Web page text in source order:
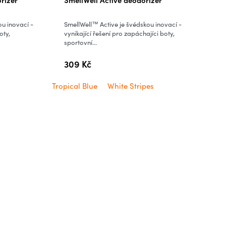
inovací -
309 Kč
SmellWell™ Active je švédskou inovací -
vynikající řešení pro zapáchajíci boty,
sportovní...
Tropical Blue White Stripes